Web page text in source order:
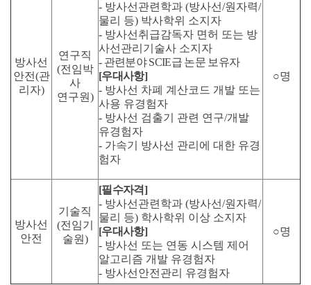
방사선
안전(관
리자)
연구직
(전임박
사
연구원)
- 방사선관련학과 (방사선/원자력/
물리 등) 박사학위 소지자
- 방사선취급감독자 면허 또는 방
사선관리기술사 소지자
- 관련분야 SCIE급 논문 보유자
[우대사항]
- 방사선 차폐 계산코드 개발 또는
사용 유경험자
- 방사선 검출기 관련 연구/개발
유경험자
- 가속기 방사선 관리에 대한 유경
험자
○명
방사선
안전
기술직
(전임기
술원)
[필수자격]
- 방사선관련학과 (방사선/원자력/
물리 등) 학사학위 이상 소지자
[우대사항]
- 방사선 또는 연동 시스템 제어
알고리즘 개발 유경험자
- 방사선안전관리 유경험자
○명